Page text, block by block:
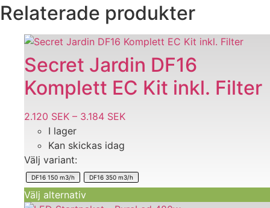
Relaterade produkter
Secret Jardin DF16
Komplett EC Kit inkl. Filter
2.120 SEK – 3.184 SEK
DF16 150 m3/h DF16 350 m3/h
I lager
Kan skickas idag
Välj variant:
Välj alternativ
Den
här
produkten
har
flera
varianter.
olika
alternativen
kan
väljas
på